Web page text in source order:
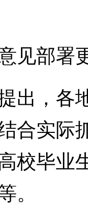
部署
，各
合实际
校毕业
。